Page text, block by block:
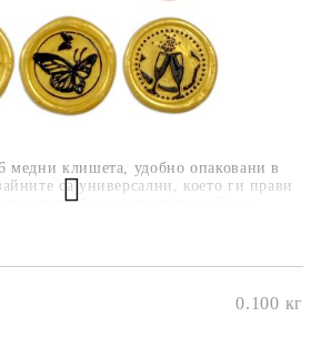
медни клишета, удобно опаковани в
са универсални, което ги прави
употреба и всеки повод. След
0.100 кг